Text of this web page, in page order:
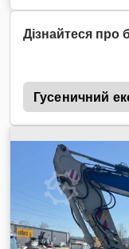
Дізнайтеся
Гусеничний